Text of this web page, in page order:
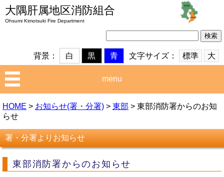
大隅肝属地区消防組合
Ohsumi Kimotsuki Fire Department
検
索:
文字サイズ：
標準 大
背景： 白 黒 青
menu
HOME > お知らせ(署・分署) > 東部 > 東部消防署からのお知
らせ
署・分署よりお知らせ
東部消防署からのお知らせ